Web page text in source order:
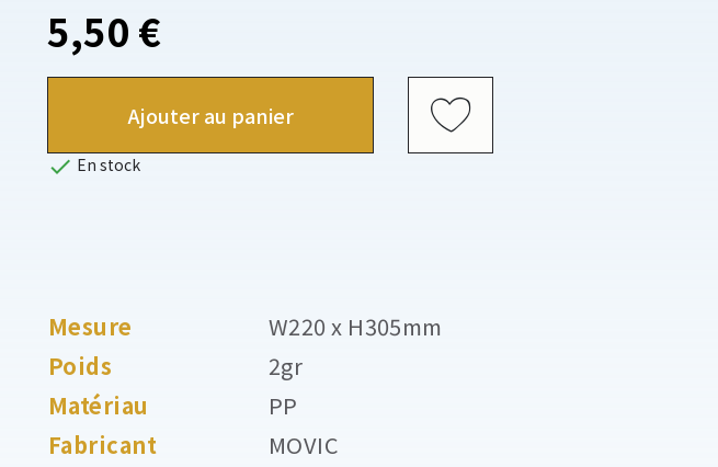
5,50 €
Ajouter au panier
 En stock
Mesure
W220 x H305mm
Poids
2gr
Matériau
PP
Fabricant
MOVIC